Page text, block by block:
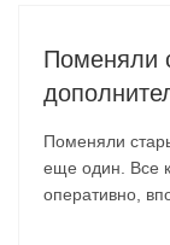
Поменяли
Поменяли
еще один. Все
оперативно,